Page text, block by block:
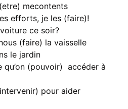
mecontents
efforts, je les (faire)!
ce soir?
(faire) la vaisselle
le jardin
qu’on (pouvoir) accéder à
pour aider